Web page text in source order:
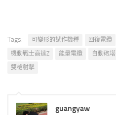
Tags: 可變形的試作機種 回復電纜
機動戰士高達Z
能量電纜 自動砲塔
雙槍射擊
guangyaw